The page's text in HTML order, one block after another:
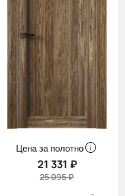
Цена за полотно
21 331 ₽
25 095 ₽